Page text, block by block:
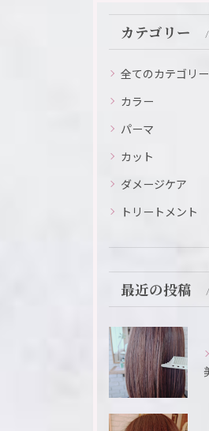
カテゴリー
全てのカテゴリー
カラー
パーマ
カット
ダメージケア
トリートメント
最近の投稿